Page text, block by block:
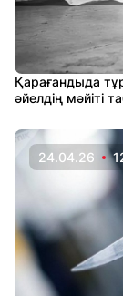
Қарағандыда
әйелдің мәйіті
24.04.26